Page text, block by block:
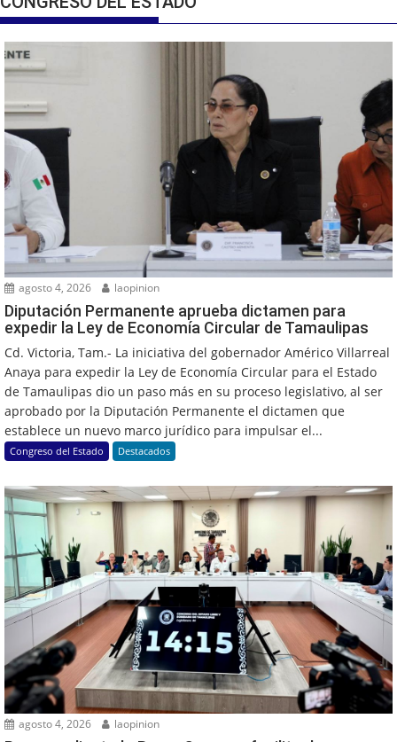
agosto 4, 2026 laopinion
Diputación Permanente aprueba dictamen para
expedir la Ley de Economía Circular de Tamaulipas
Cd. Victoria, Tam.- La iniciativa del gobernador Américo Villarreal
Anaya para expedir la Ley de Economía Circular para el Estado
de Tamaulipas dio un paso más en su proceso legislativo, al ser
aprobado por la Diputación Permanente el dictamen que
establece un nuevo marco jurídico para impulsar el...
Congreso del Estado Destacados
agosto 4, 2026 laopinion